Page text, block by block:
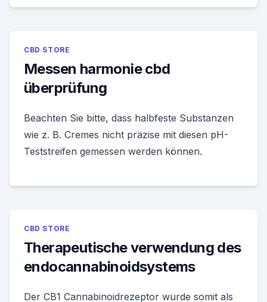
CBD STORE
Messen harmonie cbd
überprüfung
Beachten Sie bitte, dass halbfeste Substanzen
wie z. B. Cremes nicht präzise mit diesen pH-
Teststreifen gemessen werden können.
CBD STORE
Therapeutische verwendung des
endocannabinoidsystems
Der CB1 Cannabinoidrezeptor wurde somit als